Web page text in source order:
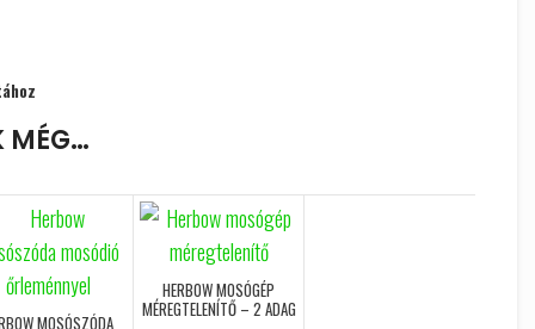
MÉG…
MOSÓSZÓDA
HERBOW MOSÓGÉP
MÉREGTELENÍTŐ – 2 ADAG